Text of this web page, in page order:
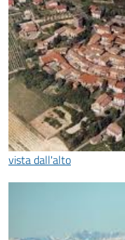
vista dall'alto